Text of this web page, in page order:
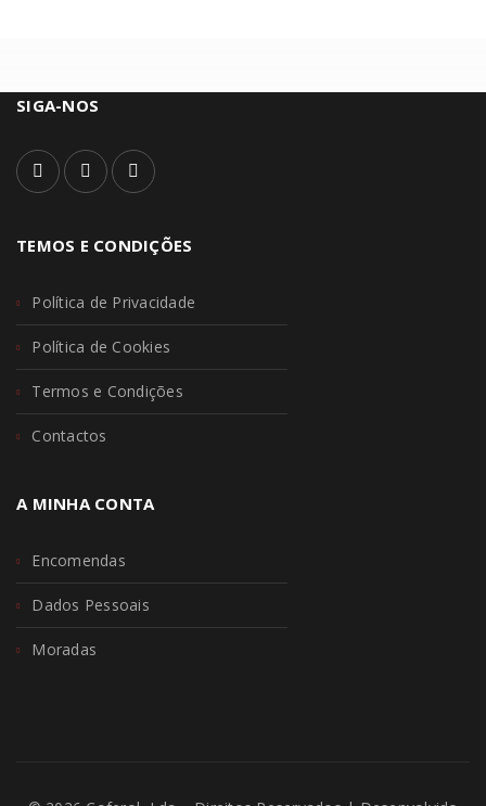
SIGA-NOS
TEMOS E CONDIÇÕES
Política de Privacidade
Política de Cookies
Termos e Condições
Contactos
A MINHA CONTA
Encomendas
Dados Pessoais
Moradas